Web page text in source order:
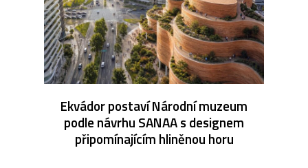
Ekvádor postaví Národní muzeum
podle návrhu SANAA s designem
připomínajícím hliněnou horu